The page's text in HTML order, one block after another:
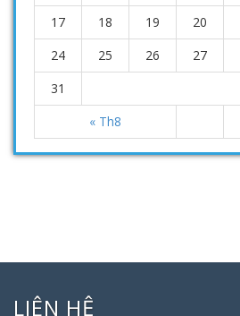
« Th8
17
18 19 20
24
25 26 27
31
LIÊN HỆ